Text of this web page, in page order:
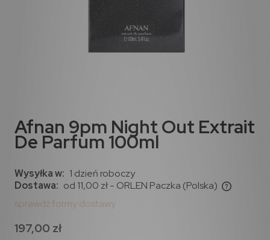
Afnan 9pm Night Out Extrait
De Parfum 100ml
Wysyłka w: 1 dzień roboczy
Dostawa: od 11,00 zł- ORLEN Paczka (Polska)
sprawdź formy dostawy
197,00 zł